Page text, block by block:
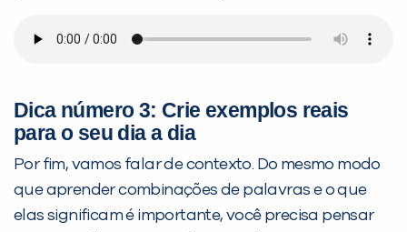
Dica número 3: Crie exemplos reais
para o seu dia a dia
Por fim, vamos falar de contexto. Do mesmo modo
que aprender combinações de palavras e o que
elas significam é importante, você precisa pensar